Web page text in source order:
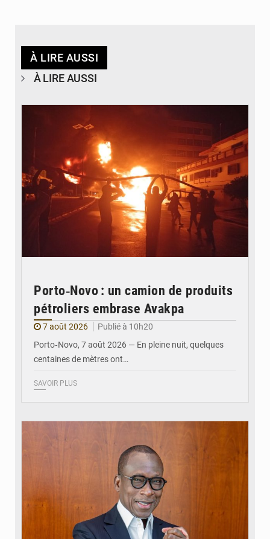
À LIRE AUSSI
À LIRE AUSSI
Porto‑Novo : un camion de produits
pétroliers embrase Avakpa
7 août 2026
Publié à 10h20
Porto‑Novo, 7 août 2026 — En pleine nuit, quelques
centaines de mètres ont…
SAVOIR PLUS